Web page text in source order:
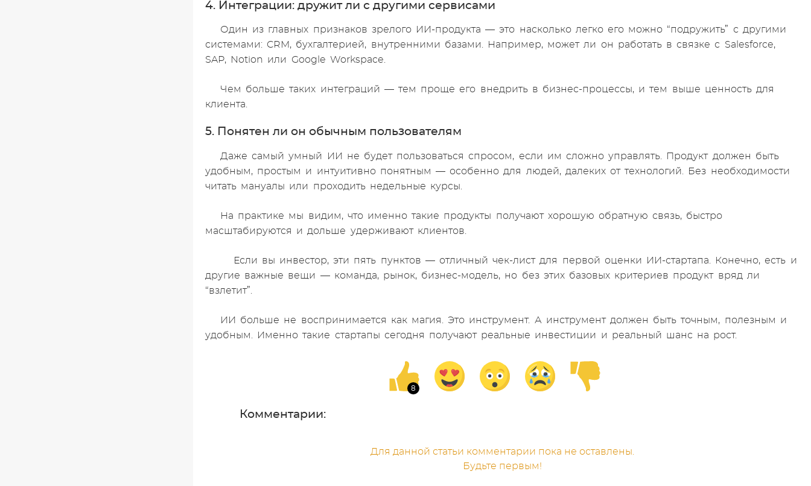
4. Интеграции: дружит ли с другими сервисами
Один из главных признаков зрелого ИИ-продукта — это насколько легко его можно “подружить” с другими
системами: CRM, бухгалтерией, внутренними базами. Например, может ли он работать в связке с Salesforce,
SAP, Notion или Google Workspace.
Чем больше таких интеграций — тем проще его внедрить в бизнес-процессы, и тем выше ценность для
клиента.
5. Понятен ли он обычным пользователям
Даже самый умный ИИ не будет пользоваться спросом, если им сложно управлять. Продукт должен быть
удобным, простым и интуитивно понятным — особенно для людей, далеких от технологий. Без необходимости
читать мануалы или проходить недельные курсы.
На практике мы видим, что именно такие продукты получают хорошую обратную связь, быстро
масштабируются и дольше удерживают клиентов.
Если вы инвестор, эти пять пунктов — отличный чек-лист для первой оценки ИИ-стартапа. Конечно, есть и
другие важные вещи — команда, рынок, бизнес-модель, но без этих базовых критериев продукт вряд ли
“взлетит”.
ИИ больше не воспринимается как магия. Это инструмент. А инструмент должен быть точным, полезным и
удобным. Именно такие стартапы сегодня получают реальные инвестиции и реальный шанс на рост.
Комментарии:
Для данной статьи комментарии пока не оставлены.
Будьте первым!